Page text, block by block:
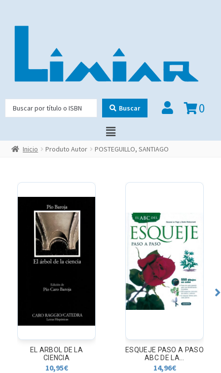
Buscar 0
Inicio Produto Autor POSTEGUILLO, SANTIAGO
EL ARBOL DE LA
CIENCIA
10,95€
ESQUEJE PASO A PASO
ABC DE LA...
14,96€